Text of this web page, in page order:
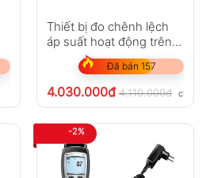
Thiết bị đo chênh lệch
áp suất hoạt động trên
smartphone testo 510i
Đã bán 157
4.030.000₫ 4.110.000₫ chưa
-2%